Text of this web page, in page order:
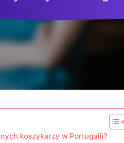
koszykarzy w Portugalii?